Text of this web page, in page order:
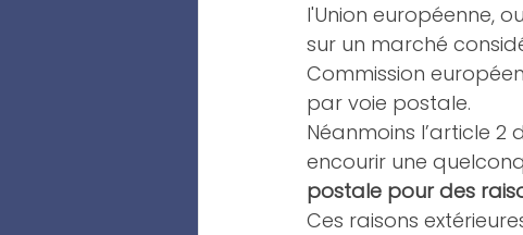
l'Union européenne,
sur un marché
Commission
par voie postale.
Néanmoins l’article
encourir une
postale pour des
Ces raisons